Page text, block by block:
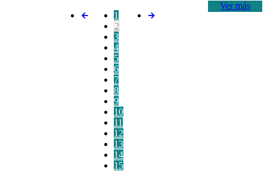
Ver más
1
2
3
4
5
6
7
8
9
10
11
12
13
14
15